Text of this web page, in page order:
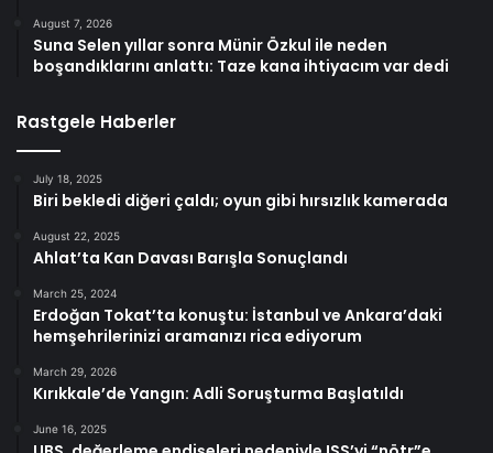
August 7, 2026
Suna Selen yıllar sonra Münir Özkul ile neden
boşandıklarını anlattı: Taze kana ihtiyacım var dedi
Rastgele Haberler
July 18, 2025
Biri bekledi diğeri çaldı; oyun gibi hırsızlık kamerada
August 22, 2025
Ahlat’ta Kan Davası Barışla Sonuçlandı
March 25, 2024
Erdoğan Tokat’ta konuştu: İstanbul ve Ankara’daki
hemşehrilerinizi aramanızı rica ediyorum
March 29, 2026
Kırıkkale’de Yangın: Adli Soruşturma Başlatıldı
June 16, 2025